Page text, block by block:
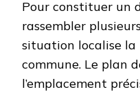
Pour constituer un
rassembler
situation localise la
commune. Le plan
l’emplacement